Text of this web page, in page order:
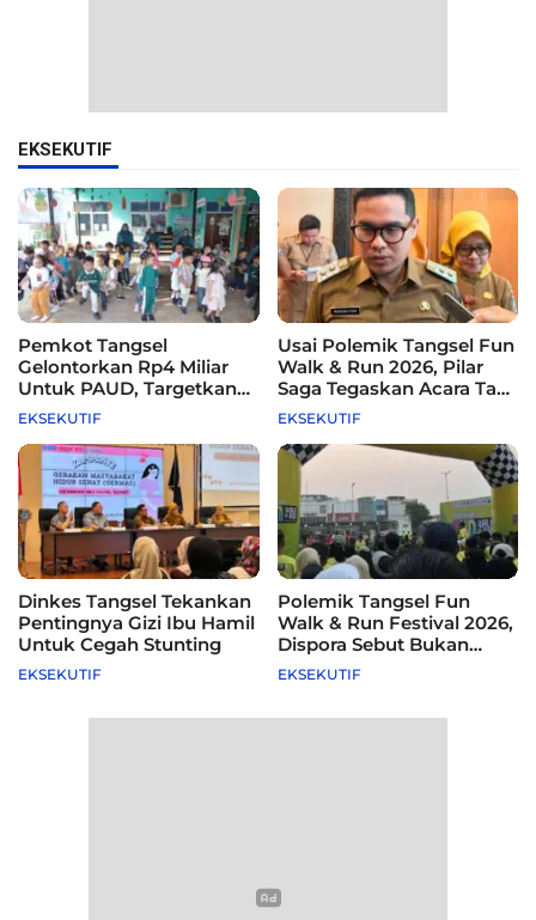
EKSEKUTIF
Pemkot Tangsel
Gelontorkan Rp4 Miliar
Untuk PAUD, Targetkan
115 Sekolah
EKSEKUTIF
Usai Polemik Tangsel Fun
Walk & Run 2026, Pilar
Saga Tegaskan Acara Tak
Difasilitasi Pemkot
EKSEKUTIF
Dinkes Tangsel Tekankan
Pentingnya Gizi Ibu Hamil
Untuk Cegah Stunting
EKSEKUTIF
Polemik Tangsel Fun
Walk & Run Festival 2026,
Dispora Sebut Bukan
Agenda Pemkot
EKSEKUTIF